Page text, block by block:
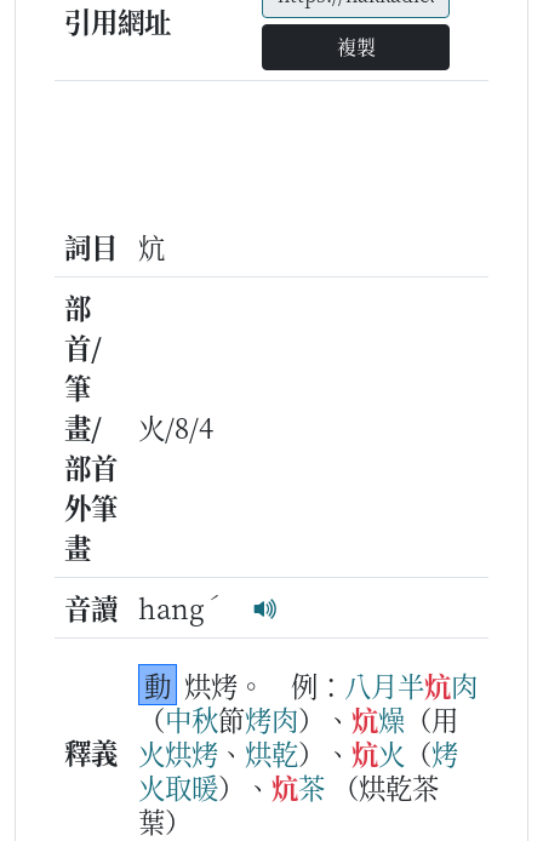
引用網址
複製
詞目
炕
部
首/
筆
畫/
部首
外筆
畫
火/8/4
音讀 hang ˊ
釋義
動 烘烤。 例： 八月半炕肉
（中秋節烤肉）、 炕燥 （用
火烘烤 、 烘乾）、 炕火 （烤
火取暖）、 炕茶
（烘乾茶
葉）